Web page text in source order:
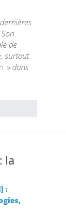
de
surtout
» dans
la
: